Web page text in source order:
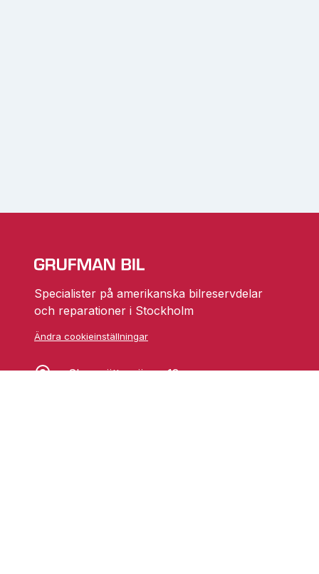
Specialister på amerikanska bilreservdelar
och reparationer i Stockholm
Ändra cookieinställningar
Skarprättarvägen 18